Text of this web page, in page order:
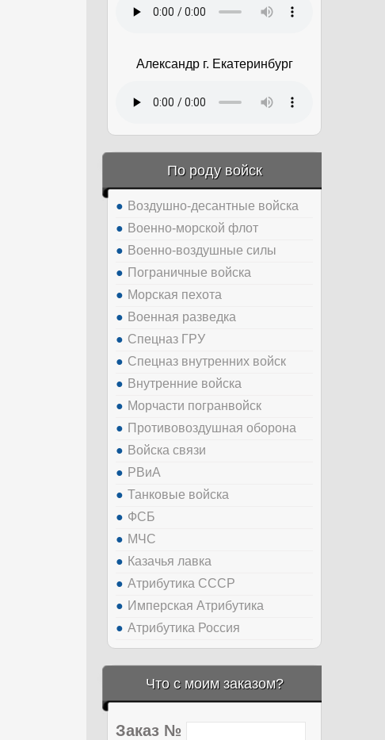
Александр г. Екатеринбург
По роду войск
Воздушно-десантные войска
Военно-морской флот
Военно-воздушные силы
Пограничные войска
Морская пехота
Военная разведка
Спецназ ГРУ
Спецназ внутренних войск
Внутренние войска
Морчасти погранвойск
Противовоздушная оборона
Войска связи
РВиА
Танковые войска
ФСБ
МЧС
Казачья лавка
Атрибутика СССР
Имперская Атрибутика
Атрибутика Россия
Что с моим заказом?
Заказ №